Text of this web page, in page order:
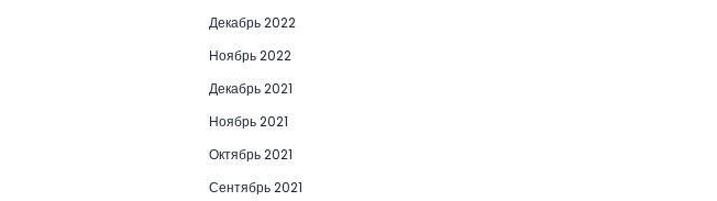
Декабрь 2022
Ноябрь 2022
Декабрь 2021
Ноябрь 2021
Октябрь 2021
Сентябрь 2021